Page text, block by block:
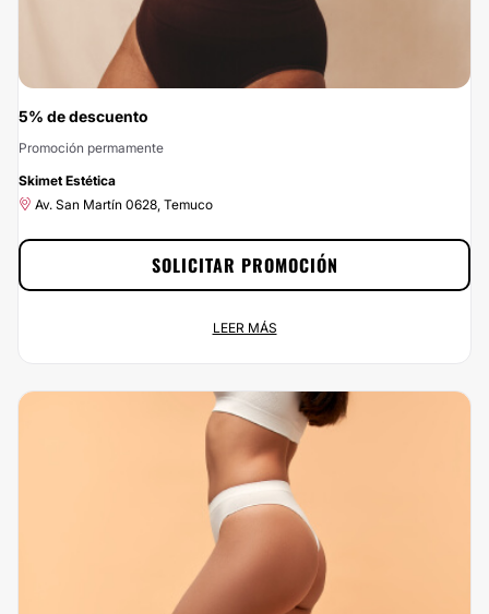
-5%
5% de descuento
Promoción permamente
Skimet Estética
Av. San Martín 0628, Temuco
Empieza a ahorrar ahora mismo disfrutando del 5% de descuento que te
ofrecemos por contratar a SKIMET ESTETICA a través de
Clinicasesteticas.cl. Haz clic en el botón Solicitar Promoción y ¡aprovecha
SOLICITAR PROMOCIÓN
LEER MÁS